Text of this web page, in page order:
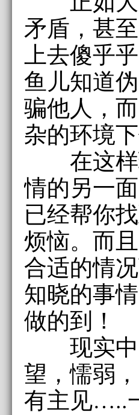
矛盾，甚
上去傻乎
鱼儿知道
骗他人，
杂的环境
在这样
情的另一
已经帮你
烦恼。而
合适的情
知晓的事
做的到！
现实中
望，懦弱
有主见…..